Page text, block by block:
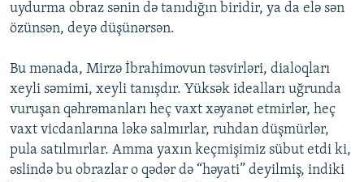
uydurma obraz sənin də tanıdığın biridir, ya da elə sən
özünsən, deyə düşünərsən.
Bu mənada, Mirzə İbrahimovun təsvirləri, dialoqları
xeyli səmimi, xeyli tanışdır. Yüksək idealları uğrunda
vuruşan qəhrəmanları heç vaxt xəyanət etmirlər, heç
vaxt vicdanlarına ləkə salmırlar, ruhdan düşmürlər,
pula satılmırlar. Amma yaxın keçmişimiz sübut etdi ki,
əslində bu obrazlar o qədər də “həyati” deyilmiş, indiki